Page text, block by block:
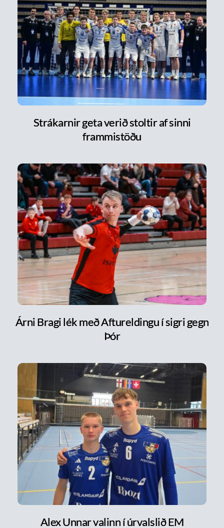
Strákarnir geta verið stoltir af sinni
frammistöðu
Árni Bragi lék með Aftureldingu í sigri gegn
Þór
Alex Unnar valinn í úrvalslið EM